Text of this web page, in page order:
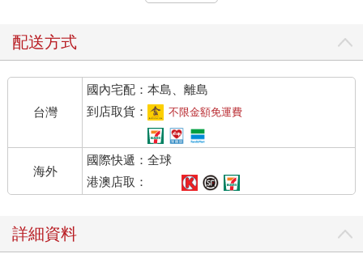
石油和它的副產物充斥在我們的生活之中。你騎機車加的油、路
上踩著的瀝青、受傷塗抹的凡士林、孩子玩的塑膠樂高、打掃用
的橡膠手套，這些統統都是從石油延伸而成的各樣石化產品。所
以你取得這些日常用品的成本，奠基在最上游的價格──油價。那
油價又是因為什麼而浮動呢？以經濟學角度來說很簡單，就是供
需平衡。需求大於供給，油價就會漲，反之則跌。但這個供需不
是只看終端消費者，有時候我們更需著眼於供給者。石油在眾多
管為國營企業。
配送方式
台灣
國內宅配：本島、離島
到店取貨：
不限金額免運費
海外
國際快遞：全球
港澳店取：
詳細資料